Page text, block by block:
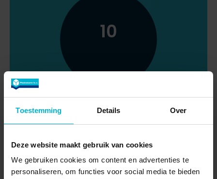
Toestemming Details Over
Deze website maakt gebruik van cookies
We gebruiken cookies om content en advertenties te
personaliseren, om functies voor social media te bieden
10